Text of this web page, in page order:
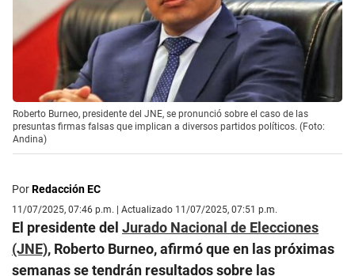
Roberto Burneo, presidente del JNE, se pronunció sobre el caso de las
presuntas firmas falsas que implican a diversos partidos políticos. (Foto:
Andina)
PorRedacción EC
11/07/2025, 07:46 p.m. | Actualizado 11/07/2025, 07:51 p.m.
El presidente del Jurado Nacional de Elecciones
(JNE), Roberto Burneo, afirmó que en las próximas
semanas se tendrán resultados sobre las